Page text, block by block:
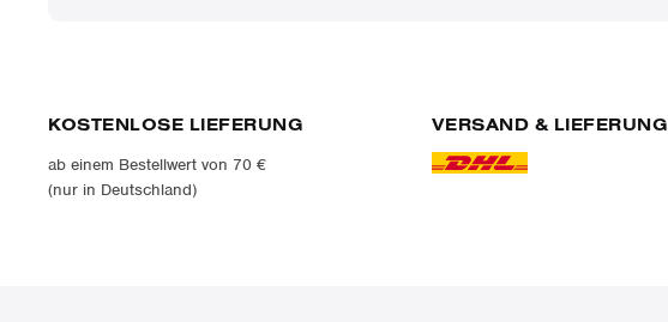
KOSTENLOSE LIEFERUNG
ab einem Bestellwert von 70 €
(nur in Deutschland)
VERSAND & LIEFERUNG